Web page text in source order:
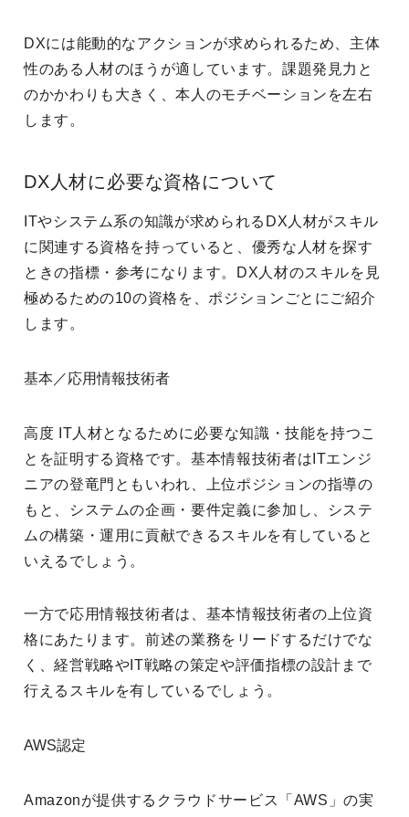
DXには能動的なアクションが求められるため、主体
性のある人材のほうが適しています。課題発見力と
のかかわりも大きく、本人のモチベーションを左右
します。
DX人材に必要な資格について
ITやシステム系の知識が求められるDX人材がスキル
に関連する資格を持っていると、優秀な人材を探す
ときの指標・参考になります。DX人材のスキルを見
極めるための10の資格を、ポジションごとにご紹介
します。
基本／応用情報技術者
高度 IT人材となるために必要な知識・技能を持つこ
とを証明する資格です。基本情報技術者はITエンジ
ニアの登竜門ともいわれ、上位ポジションの指導の
もと、システムの企画・要件定義に参加し、システ
ムの構築・運用に貢献できるスキルを有していると
いえるでしょう。
一方で応用情報技術者は、基本情報技術者の上位資
格にあたります。前述の業務をリードするだけでな
く、経営戦略やIT戦略の策定や評価指標の設計まで
行えるスキルを有しているでしょう。
AWS認定
Amazonが提供するクラウドサービス「AWS」の実